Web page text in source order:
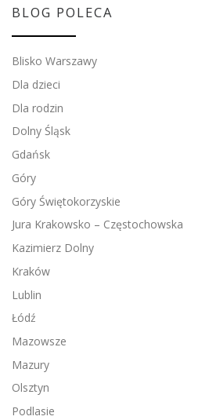
BLOG POLECA
Blisko Warszawy
Dla dzieci
Dla rodzin
Dolny Śląsk
Gdańsk
Góry
Góry Świętokorzyskie
Jura Krakowsko – Częstochowska
Kazimierz Dolny
Kraków
Lublin
Łódź
Mazowsze
Mazury
Olsztyn
Podlasie